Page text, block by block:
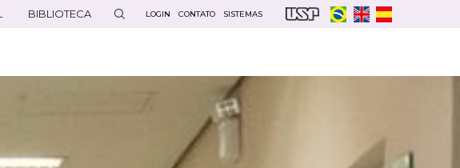
BIBLIOTECA LOGIN CONTATO SISTEMAS